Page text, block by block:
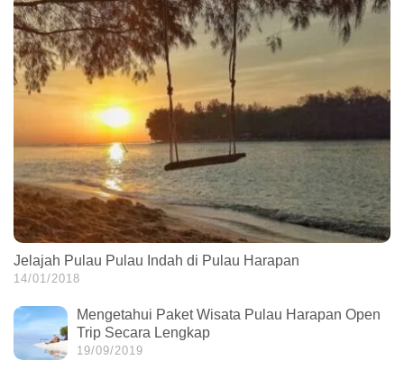
Jelajah Pulau Pulau Indah di Pulau Harapan
14/01/2018
Mengetahui Paket Wisata Pulau Harapan Open
Trip Secara Lengkap
19/09/2019